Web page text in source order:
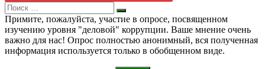
Search
for:
Искать
Примите, пожалуйста, участие в опросе, посвященном
изучению уровня "деловой" коррупции. Ваше мнение очень
важно для нас! Опрос полностью анонимный, вся полученная
информация используется только в обобщенном виде.